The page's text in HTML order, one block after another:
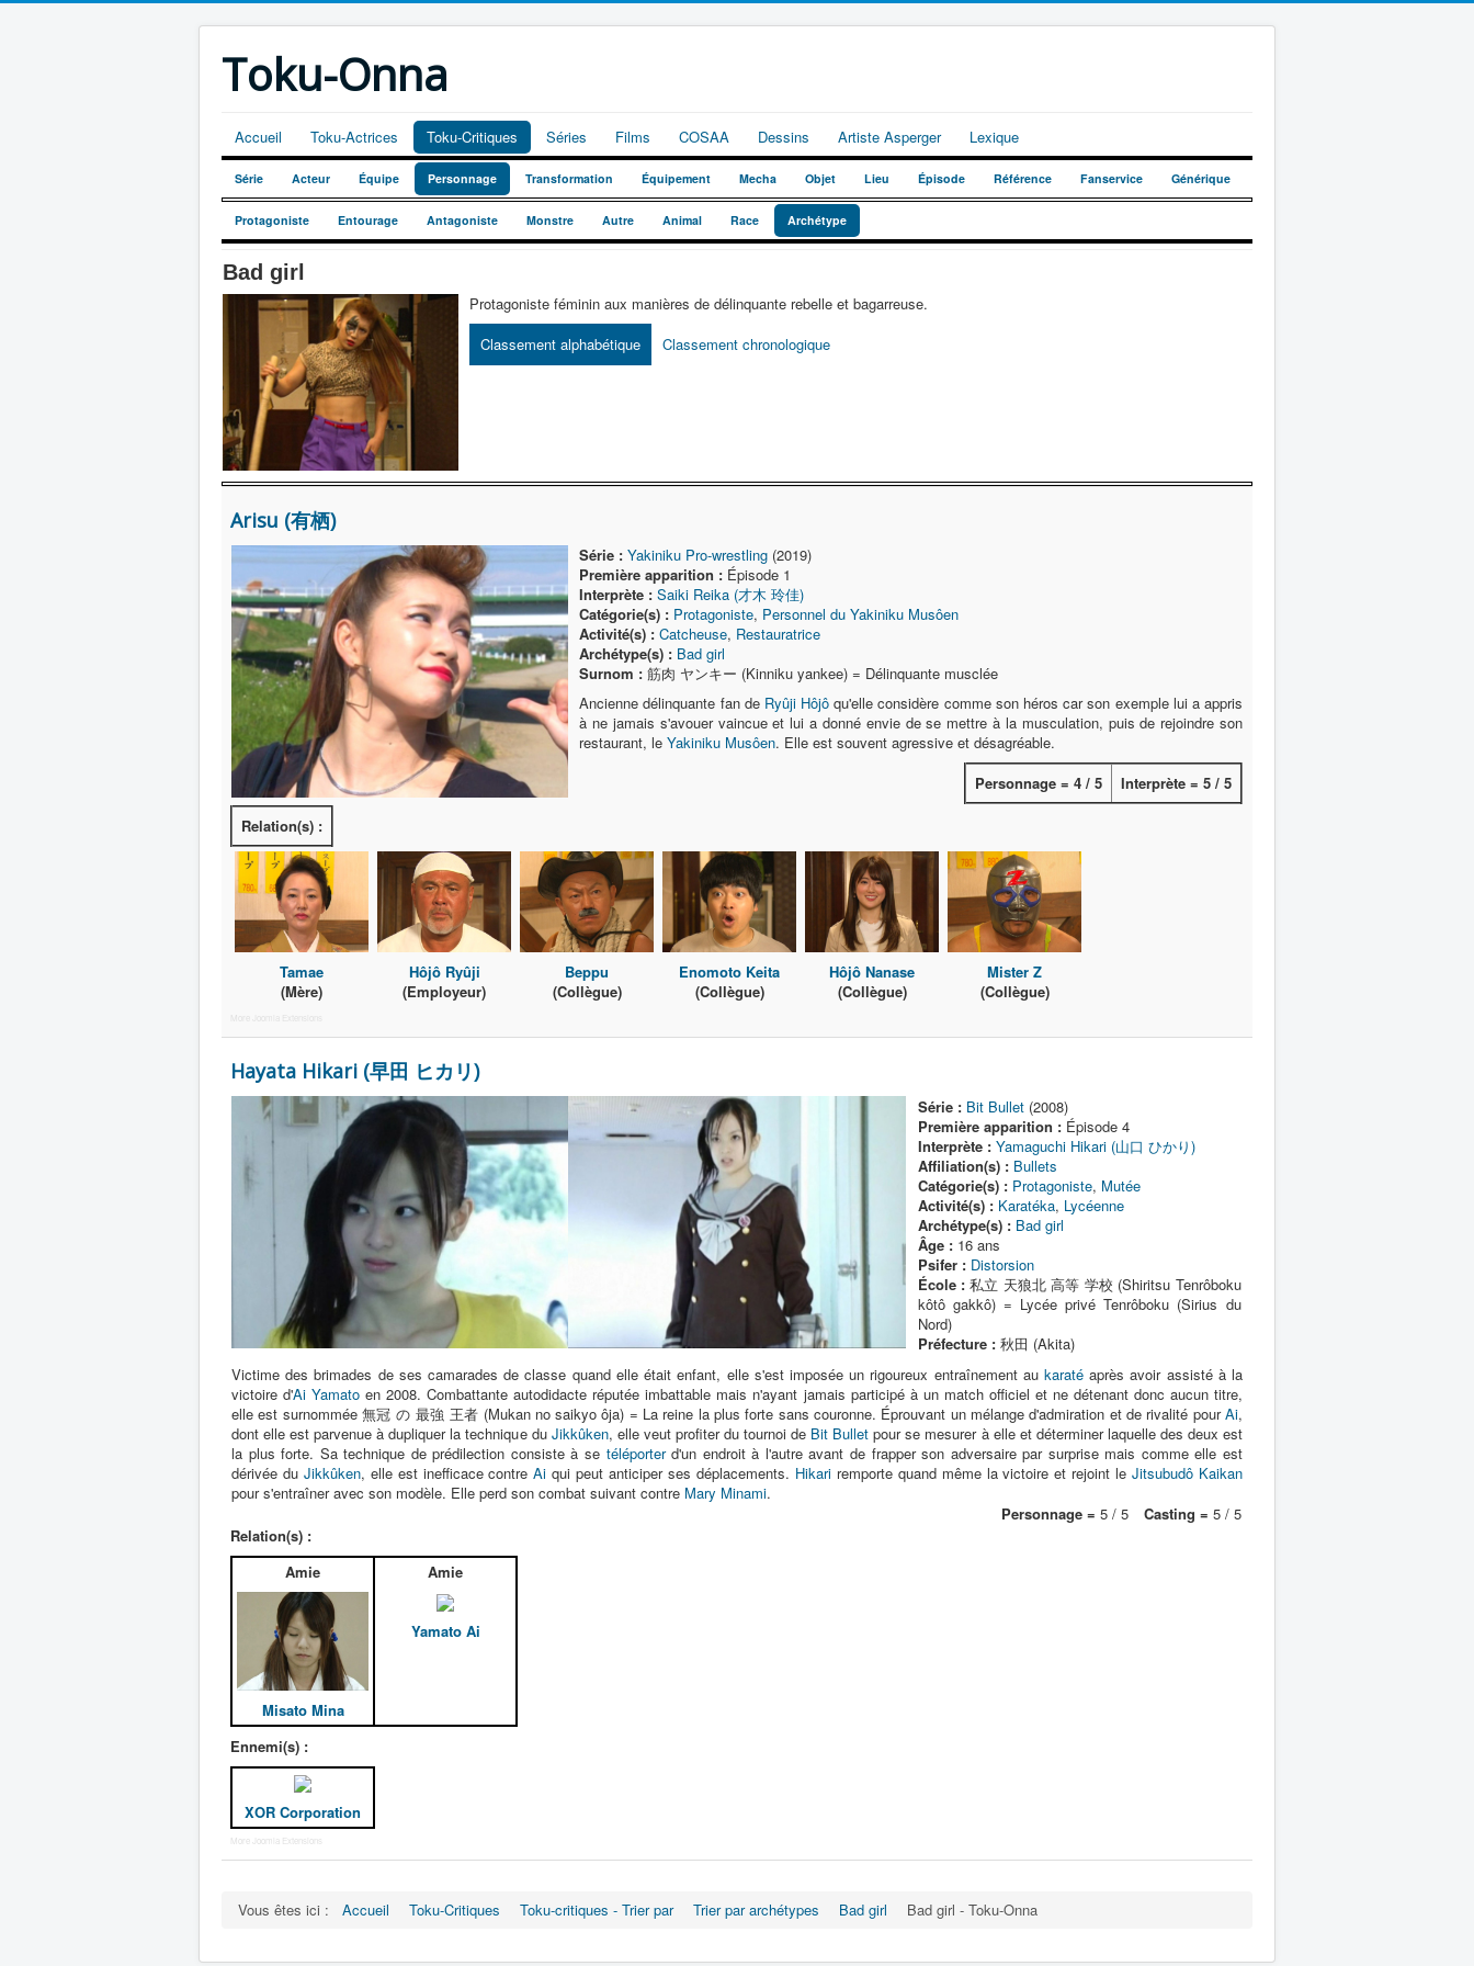
Toku-Onna
Accueil Toku-Actrices Toku-Critiques Séries Films COSAA Dessins Artiste Asperger Lexique
Série Acteur Équipe Personnage Transformation Équipement Mecha Objet Lieu Épisode Référence Fanservice Générique
Protagoniste Entourage Antagoniste Monstre Autre Animal Race Archétype
Bad girl
Protagoniste féminin aux manières de délinquante rebelle et bagarreuse.
Classement alphabétique
Classement chronologique
Arisu (有栖)
Série : Yakiniku Pro-wrestling (2019)
Première apparition : Épisode 1
Interprète : Saiki Reika (才木 玲佳)
Catégorie(s) : Protagoniste, Personnel du Yakiniku Musôen
Activité(s) : Catcheuse, Restauratrice
Archétype(s) : Bad girl
Surnom : 筋肉 ヤンキー (Kinniku yankee) = Délinquante musclée
Ancienne délinquante fan de Ryûji Hôjô qu'elle considère comme son héros car son exemple lui a appris
à ne jamais s'avouer vaincue et lui a donné envie de se mettre à la musculation, puis de rejoindre son
restaurant, leYakiniku Musôen. Elle est souvent agressive et désagréable.
Personnage = 4 / 5
Interprète = 5 / 5
Relation(s) :
Tamae
(Mère)
Hôjô Ryûji
(Employeur)
Beppu
(Collègue)
Enomoto Keita
(Collègue)
Hôjô Nanase
(Collègue)
Mister Z
(Collègue)
More Joomla Extensions
Hayata Hikari (早田 ヒカリ)
Série : Bit Bullet(2008)
Première apparition :Épisode 4
Interprète : Yamaguchi Hikari (山口 ひかり)
Affiliation(s) : Bullets
Catégorie(s) : Protagoniste, Mutée
Activité(s) : Karatéka, Lycéenne
Archétype(s) : Bad girl
Âge :16 ans
Psifer : Distorsion
École :私立 天狼北 高等 学校 (Shiritsu Tenrôboku
kôtô gakkô) = Lycée privé Tenrôboku (Sirius du
Nord)
Préfecture :秋田 (Akita)
Victime des brimades de ses camarades de classe quand elle était enfant, elle s'est imposée un rigoureux entraînement au karatéaprès avoir assisté à la
victoire d'Ai Yamato en 2008. Combattante autodidacte réputée imbattable mais n'ayant jamais participé à un match officiel et ne détenant donc aucun titre,
elle est surnommée 無冠 の 最強 王者 (Mukan no saikyo ôja) = La reine la plus forte sans couronne. Éprouvant un mélange d'admiration et de rivalité pourAi,
dont elle est parvenue à dupliquer la technique du Jikkûken, elle veut profiter du tournoi de Bit Bullet pour se mesurer à elle et déterminer laquelle des deux est
la plus forte. Sa technique de prédilection consiste à se téléporterd'un endroit à l'autre avant de frapper son adversaire par surprise mais comme elle est
dérivée du Jikkûken, elle est inefficace contreAi qui peut anticiper ses déplacements. Hikariremporte quand même la victoire et rejoint leJitsubudô Kaikan
pour s'entraîner avec son modèle. Elle perd son combat suivant contre Mary Minami.
Personnage = 5 / 5 Casting = 5 / 5
Relation(s) :
Amie
Misato Mina
Amie
Yamato Ai
Ennemi(s) :
XOR Corporation
More Joomla Extensions
Vous êtes ici : Accueil Toku-Critiques Toku-critiques - Trier par Trier par archétypes Bad girl Bad girl - Toku-Onna